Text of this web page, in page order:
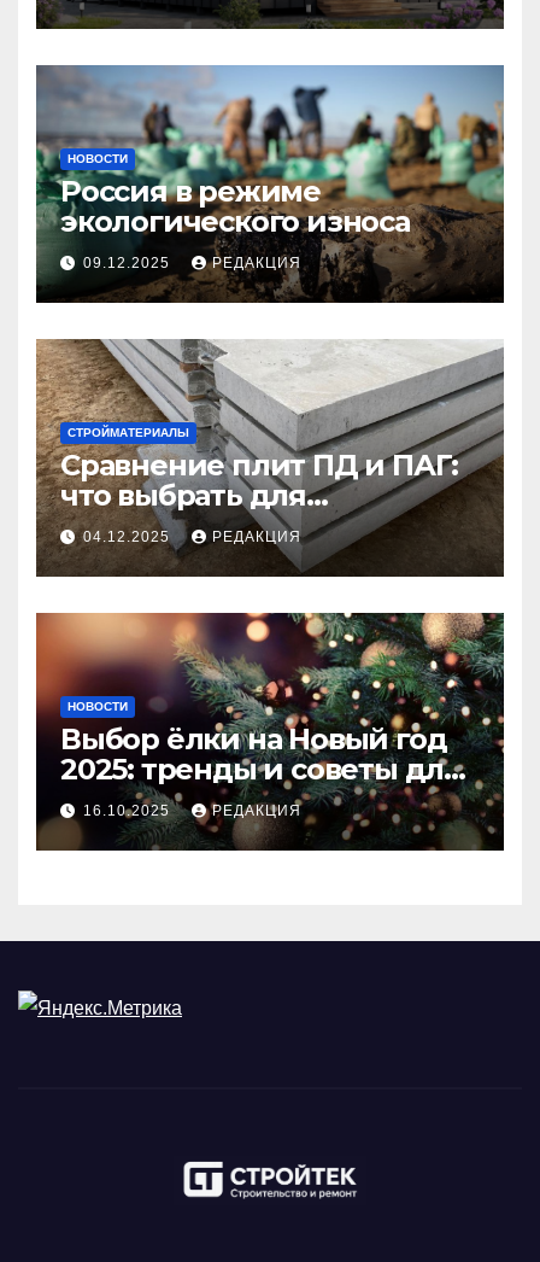
НОВОСТИ
Россия в режиме
экологического износа
09.12.2025 РЕДАКЦИЯ
СТРОЙМАТЕРИАЛЫ
Сравнение плит ПД и ПАГ:
что выбрать для
долговечного и прочного
покрытия
04.12.2025 РЕДАКЦИЯ
НОВОСТИ
Выбор ёлки на Новый год
2025: тренды и советы для
идеального праздника
16.10.2025 РЕДАКЦИЯ